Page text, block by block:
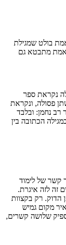
בולט שמגילת
מתבטא גם
נקראת ספר
פסולה, ונקראת
נחמן: ובלבד
הכתובה בין
קשר של לימוד
זה לזה איגרת.
הדוק. רק בקצוות
מקום גמיש
שלושה קשרים,